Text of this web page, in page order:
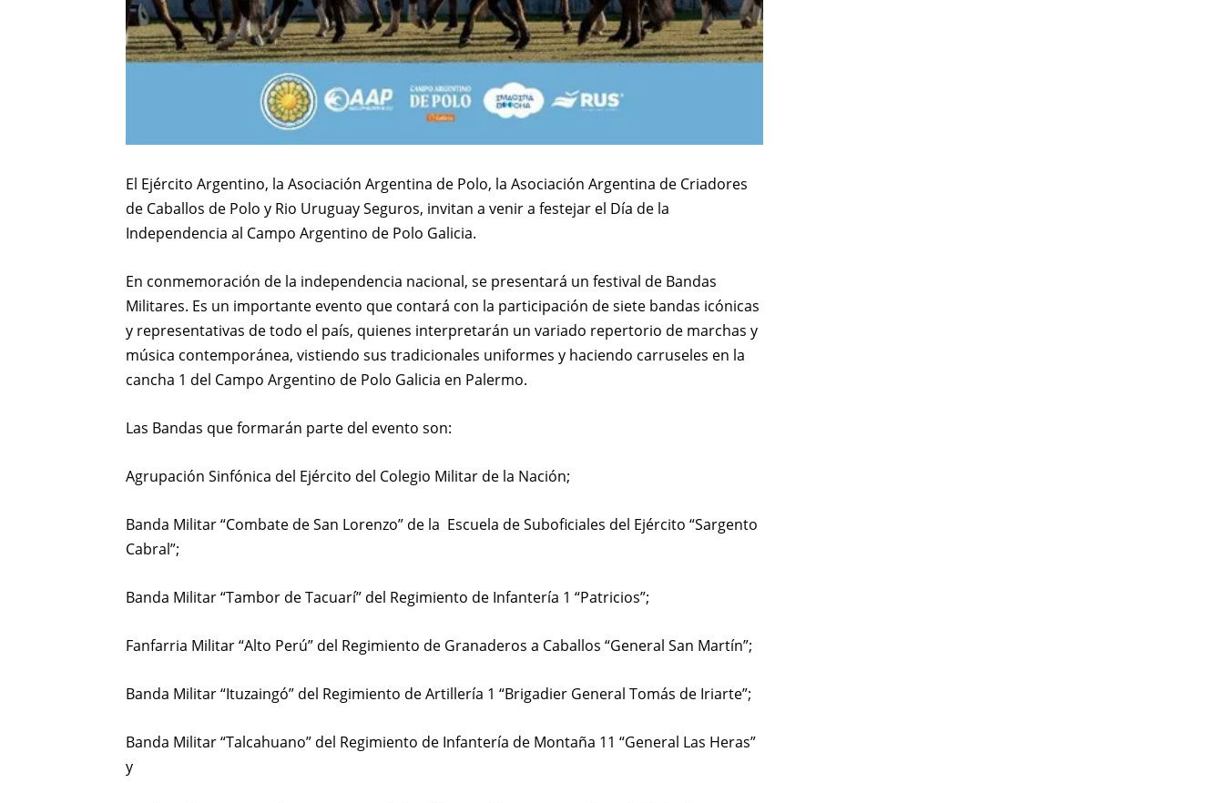
El Ejército Argentino, la Asociación Argentina de Polo, la Asociación Argentina de Criadores
de Caballos de Polo y Rio Uruguay Seguros, invitan a venir a festejar el Día de la
Independencia al Campo Argentino de Polo Galicia.
En conmemoración de la independencia nacional, se presentará un festival de Bandas
Militares. Es un importante evento que contará con la participación de siete bandas icónicas
y representativas de todo el país, quienes interpretarán un variado repertorio de marchas y
música contemporánea, vistiendo sus tradicionales uniformes y haciendo carruseles en la
cancha 1 del Campo Argentino de Polo Galicia en Palermo.
Las Bandas que formarán parte del evento son:
Agrupación Sinfónica del Ejército del Colegio Militar de la Nación;
Banda Militar “Combate de San Lorenzo” de la Escuela de Suboficiales del Ejército “Sargento
Cabral”;
Banda Militar “Tambor de Tacuarí” del Regimiento de Infantería 1 “Patricios”;
Fanfarria Militar “Alto Perú” del Regimiento de Granaderos a Caballos “General San Martín”;
Banda Militar “Ituzaingó” del Regimiento de Artillería 1 “Brigadier General Tomás de Iriarte”;
Banda Militar “Talcahuano” del Regimiento de Infantería de Montaña 11 “General Las Heras”
y